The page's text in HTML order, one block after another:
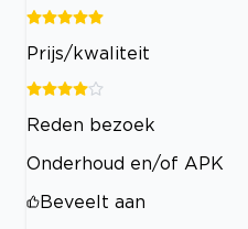
Prijs/kwaliteit
Reden bezoek
Onderhoud en/of APK
Beveelt aan